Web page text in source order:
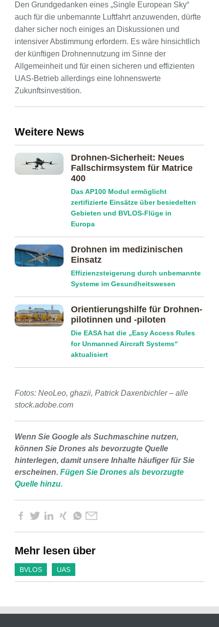
Den Grundgedanken eines „Single European Sky“
auch für die unbemannte Luftfahrt anzuwenden, dürfte
daher sicher noch einiges an Diskussionen und
intensiver Abstimmung erfordern. Es wäre hinsichtlich
der künftigen Drohnennutzung im Sinne der
Allgemeinheit und für einen sicheren und effizienten
UAS-Betrieb allerdings eine lohnenswerte
Zukunftsinvestition.
Weitere News
Drohnen-Sicherheit: Neues
Fallschirmsystem für Matrice
400
Das AP100 Modul ermöglicht
zertifizierte Einsätze über besiedelten
Gebieten und BVLOS-Flüge in
Europa
Drohnen im medizinischen
Einsatz
Effizienzsteigerung durch unbemannte
Systeme im Gesundheitswesen
Orientierungs­hilfe für Drohnen­
pilotinnen und -piloten
Die EASA hat die „Easy Access Rules
for Unmanned Aircraft Systems“
aktualisiert
Fotos: NeoLeo, ghazii, Patrick Daxenbichler – alle
stock.adobe.com
Wenn Sie Google als Suchmaschine nutzen,
können Sie Drones als bevorzugte Quelle
hinterlegen, damit unsere Inhalte häufiger für Sie
erscheinen. Fügen Sie Drones als bevorzugte
Quelle hinzu.
Mehr lesen über
BVLOS UAS